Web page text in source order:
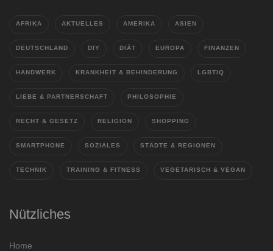
AFRIKA AKTUELLES AMERIKA ASIEN
DEUTSCHLAND DIY DIÄT EUROPA FINANZEN
HANDWERK KRANKHEIT & BEHINDERUNG LGBTIQ
LIEBE & PARTNERSCHAFT PHILOSOPHIE
RECHT & GESETZ RELIGION SHOPPING
SMARTPHONE SOZIALES STÄDTE & REGIONEN
TECHNIK TRAINING & FITNESS VEGETARISCH & VEGAN
Nützliches
Home